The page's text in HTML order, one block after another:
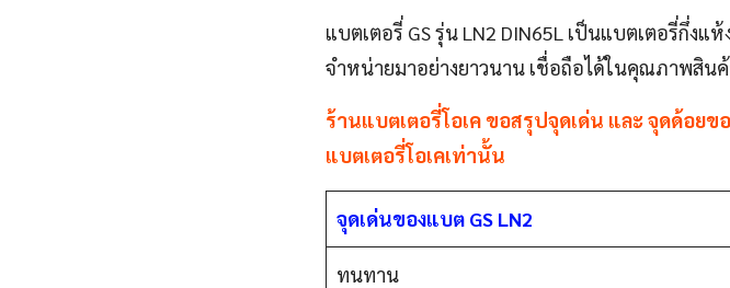
แบตเตอรี่ GS รุ่น LN2 DIN65L เป็นแบตเตอรี่กึ่ง
จำหน่ายมาอย่างยาวนาน เชื่อถือได้ในคุณภาพสินค้
ร้านแบตเตอรี่โอเค ขอสรุปจุดเด่น และ จุดด้อย
แบตเตอรี่โอเคเท่านั้น
จุดเด่นของแบต GS LN2
ทนทาน